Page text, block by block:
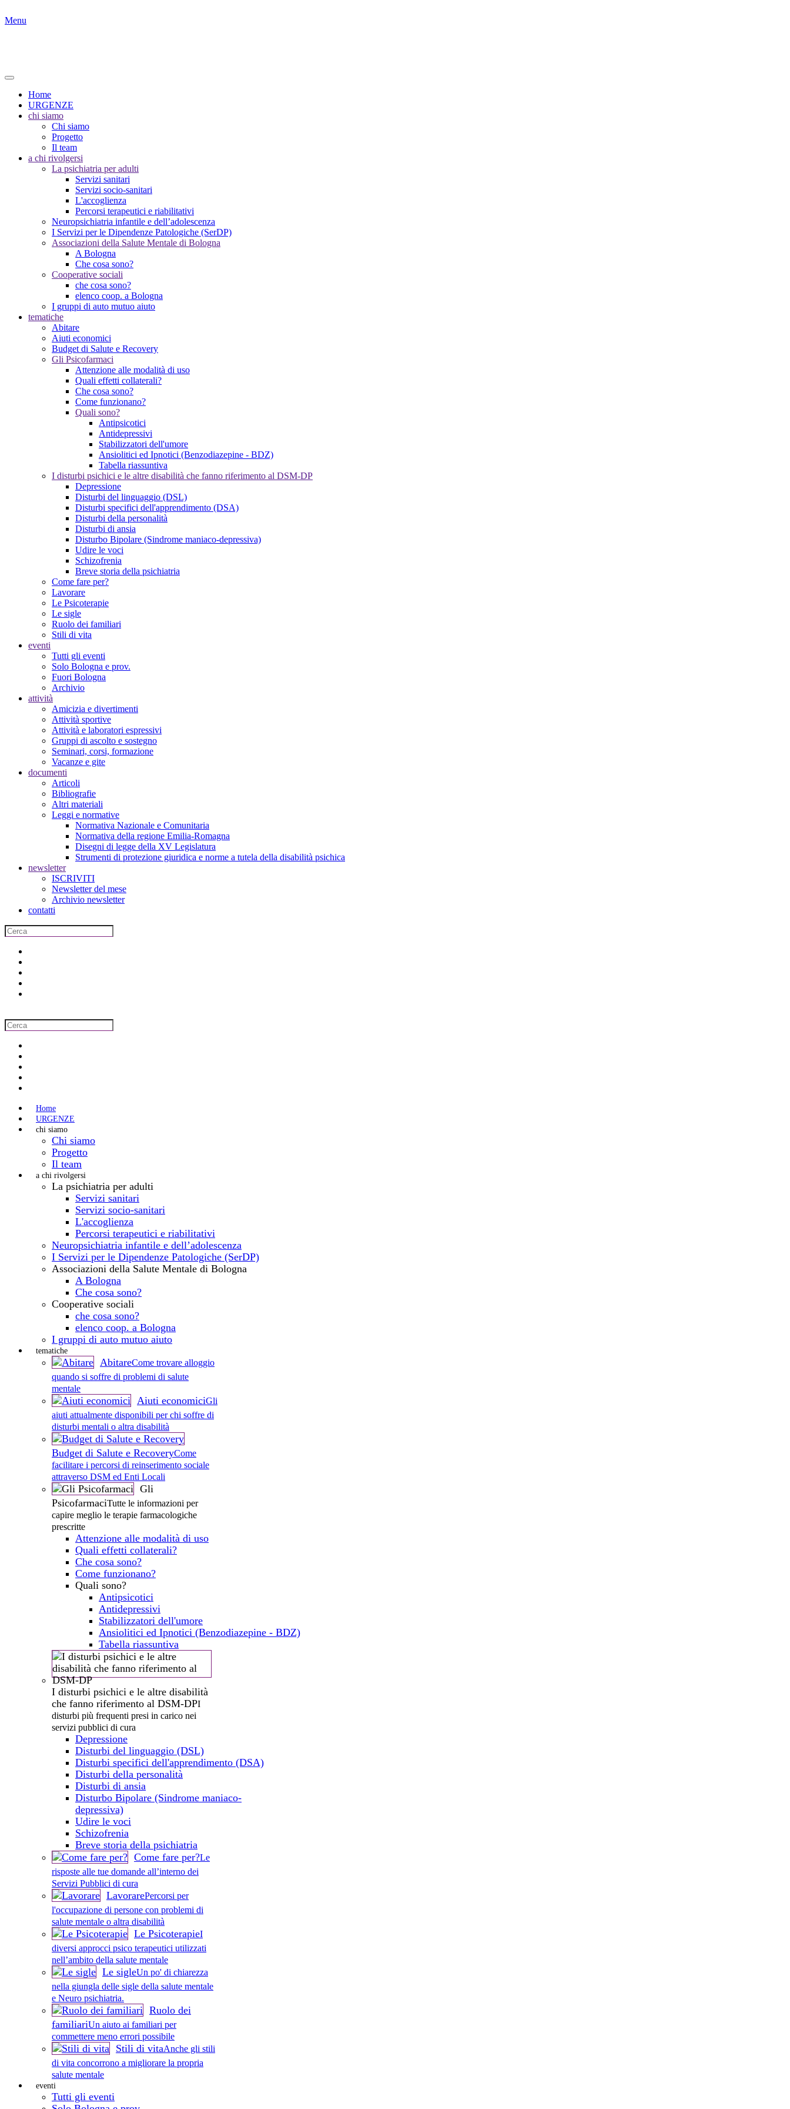
Menu
Home
URGENZE
chi siamo
Chi siamo
Progetto
Il team
a chi rivolgersi
La psichiatria per adulti
Servizi sanitari
Servizi socio-sanitari
L'accoglienza
Percorsi terapeutici e riabilitativi
Neuropsichiatria infantile e dell’adolescenza
I Servizi per le Dipendenze Patologiche (SerDP)
Associazioni della Salute Mentale di Bologna
A Bologna
Che cosa sono?
Cooperative sociali
che cosa sono?
elenco coop. a Bologna
I gruppi di auto mutuo aiuto
tematiche
Abitare
Aiuti economici
Budget di Salute e Recovery
Gli Psicofarmaci
Attenzione alle modalità di uso
Quali effetti collaterali?
Che cosa sono?
Come funzionano?
Quali sono?
Antipsicotici
Antidepressivi
Stabilizzatori dell'umore
Ansiolitici ed Ipnotici (Benzodiazepine - BDZ)
Tabella riassuntiva
I disturbi psichici e le altre disabilità che fanno riferimento al DSM-DP
Depressione
Disturbi del linguaggio (DSL)
Disturbi specifici dell'apprendimento (DSA)
Disturbi della personalità
Disturbi di ansia
Disturbo Bipolare (Sindrome maniaco-depressiva)
Udire le voci
Schizofrenia
Breve storia della psichiatria
Come fare per?
Lavorare
Le Psicoterapie
Le sigle
Ruolo dei familiari
Stili di vita
eventi
Tutti gli eventi
Solo Bologna e prov.
Fuori Bologna
Archivio
attività
Amicizia e divertimenti
Attività sportive
Attività e laboratori espressivi
Gruppi di ascolto e sostegno
Seminari, corsi, formazione
Vacanze e gite
documenti
Articoli
Bibliografie
Altri materiali
Leggi e normative
Normativa Nazionale e Comunitaria
Normativa della regione Emilia-Romagna
Disegni di legge della XV Legislatura
Strumenti di protezione giuridica e norme a tutela della disabilità psichica
newsletter
ISCRIVITI
Newsletter del mese
Archivio newsletter
contatti
Home
URGENZE
chi siamo
Chi siamo
Progetto
Il team
a chi rivolgersi
La psichiatria per adulti
Servizi sanitari
Servizi socio-sanitari
L'accoglienza
Percorsi terapeutici e riabilitativi
Neuropsichiatria infantile e dell’adolescenza
I Servizi per le Dipendenze Patologiche (SerDP)
Associazioni della Salute Mentale di Bologna
A Bologna
Che cosa sono?
Cooperative sociali
che cosa sono?
elenco coop. a Bologna
I gruppi di auto mutuo aiuto
tematiche
AbitareCome trovare alloggio
quando si soffre di problemi di salute
mentale
Aiuti economiciGli
aiuti attualmente disponibili per chi soffre di
disturbi mentali o altra disabilità
Budget di Salute e RecoveryCome
facilitare i percorsi di reinserimento sociale
attraverso DSM ed Enti Locali
Gli
PsicofarmaciTutte le informazioni per
capire meglio le terapie farmacologiche
prescritte
Attenzione alle modalità di uso
Quali effetti collaterali?
Che cosa sono?
Come funzionano?
Quali sono?
Antipsicotici
Antidepressivi
Stabilizzatori dell'umore
Ansiolitici ed Ipnotici (Benzodiazepine - BDZ)
Tabella riassuntiva
I disturbi psichici e le altre disabilità
che fanno riferimento al DSM-DPI
disturbi più frequenti presi in carico nei
servizi pubblici di cura
Depressione
Disturbi del linguaggio (DSL)
Disturbi specifici dell'apprendimento (DSA)
Disturbi della personalità
Disturbi di ansia
Disturbo Bipolare (Sindrome maniaco-
depressiva)
Udire le voci
Schizofrenia
Breve storia della psichiatria
Come fare per?Le
risposte alle tue domande all’interno dei
Servizi Pubblici di cura
LavorarePercorsi per
l'occupazione di persone con problemi di
salute mentale o altra disabilità
Le PsicoterapieI
diversi approcci psico terapeutici utilizzati
nell’ambito della salute mentale
Le sigleUn po' di chiarezza
nella giungla delle sigle della salute mentale
e Neuro psichiatria.
Ruolo dei
familiariUn aiuto ai familiari per
commettere meno errori possibile
Stili di vitaAnche gli stili
di vita concorrono a migliorare la propria
salute mentale
eventi
Tutti gli eventi